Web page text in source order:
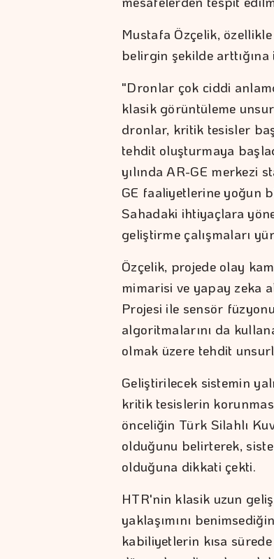
Mustafa Özçelik,
belirgin şekilde
"Dronlar çok ciddi
klasik görüntüleme
dronlar, kritik tesisler
tehdit oluşturmaya
yılında AR-GE merkezi
GE faaliyetlerine yoğun
Sahadaki ihtiyaçlara
geliştirme çalışmaları
Özçelik, projede olay
mimarisi ve yapay zeka
Projesi ile sensör
algoritmalarını da
olmak üzere tehdit
Geliştirilecek sistemin
kritik tesislerin
önceliğin Türk Silahlı
olduğunu belirterek,
olduğuna dikkati çekti.
HTR'nin klasik uzun
yaklaşımını
kabiliyetlerin kısa